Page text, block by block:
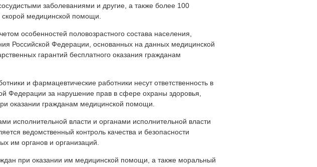
заболеваниями и другие, а также более 100
скорой медицинской помощи.
особенностей половозрастного состава населения,
Российской Федерации, основанных на данных медицинской
гарантий бесплатного оказания гражданам
и фармацевтические работники несут ответственность в
Федерации за нарушение прав в сфере охраны здоровья,
оказании гражданам медицинской помощи.
исполнительной власти и органами исполнительной власти
ведомственный контроль качества и безопасности
им органов и организаций.
при оказании им медицинской помощи, а также моральный